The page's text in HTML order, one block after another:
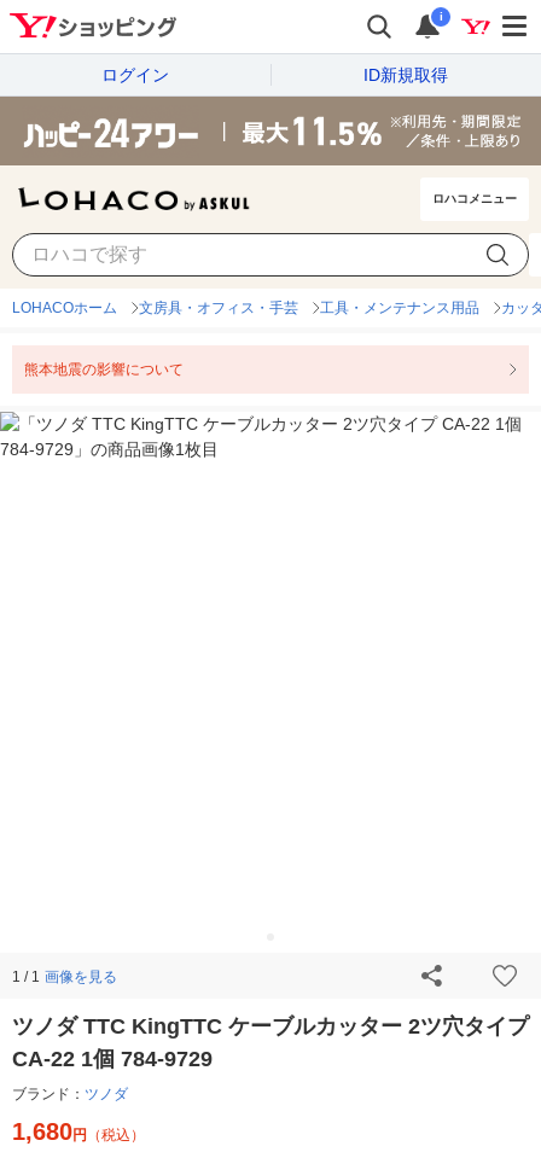
i
ログイン ID新規取得
ロハコメニュー
LOHACOホーム 文房具・オフィス・手芸 工具・メンテナンス用品 カッ
熊本地震の影響について
1 / 1 画像を見る
ツノダ TTC KingTTC ケーブルカッター 2ツ穴タイプ
CA-22 1個 784-9729
ブランド： ツノダ
1,680円 （税込）